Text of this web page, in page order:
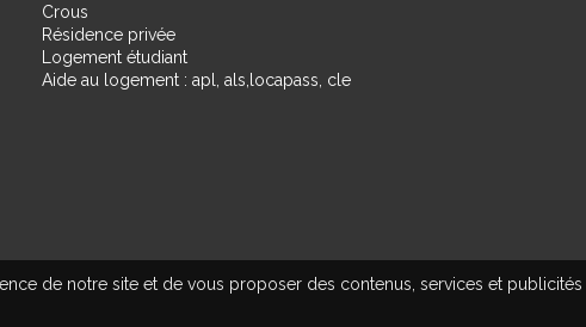
de notre site et de vous proposer des contenus, services et publicités
Crous
Résidence privée
Logement étudiant
Aide au logement : apl, als,locapass, cle